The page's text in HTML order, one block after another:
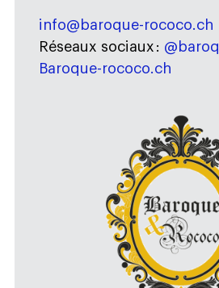
info@baroque-rococo.ch
Réseaux sociaux :
Baroque-rococo.ch